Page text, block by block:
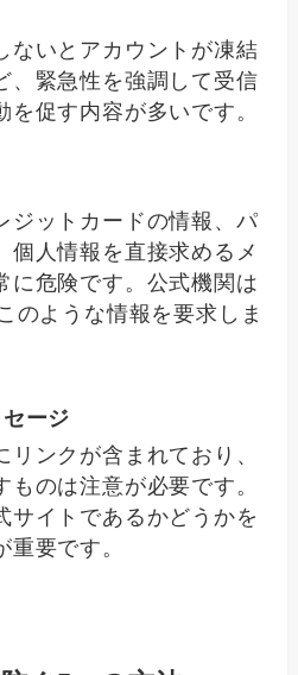
ないとアカウントが凍結
、緊急性を強調して受信
を促す内容が多いです。
ジットカードの情報、パ
個人情報を直接求めるメ
に危険です。公式機関は
のような情報を要求しま
ージ
リンクが含まれており、
ものは注意が必要です。
サイトであるかどうかを
要です。